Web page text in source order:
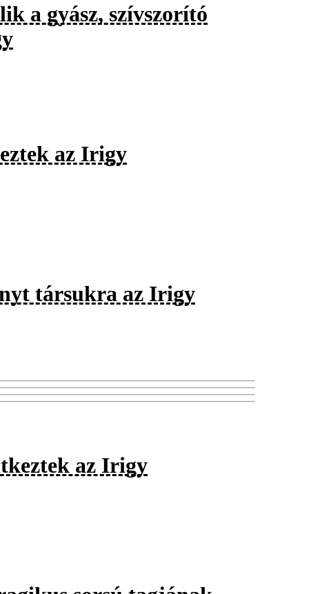
a gyász, szívszorító
az Irigy
társukra az Irigy
az Irigy